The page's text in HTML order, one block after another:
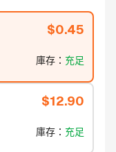
$0.45
庫存 ： 充足
$12.90
庫存 ： 充足